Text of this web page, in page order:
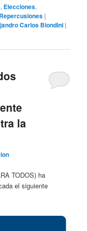
, Elecciones,
Repercusiones |
Carlos Biondini |
la
TODOS) ha
el siguiente